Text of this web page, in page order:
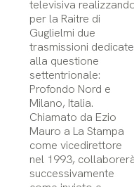
televisiva
per la Raitre di
Guglielmi due
trasmissioni dedicate
alla questione
settentrionale:
Profondo Nord e
Milano, Italia.
Chiamato da Ezio
Mauro a La Stampa
come vicedirettore
nel 1993,
successivamente